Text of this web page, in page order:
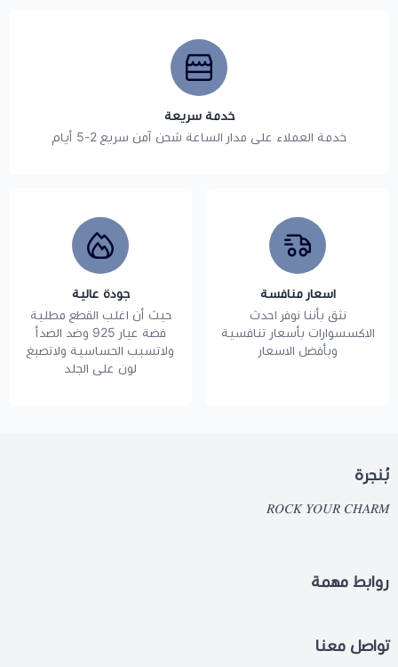
خدمة سريعة
خدمة العملاء على مدار الساعة شحن آمن سريع 2-5 أيام
اسعار منافسة
نثق بأننا نوفر احدث
الاكسسوارات بأسعار تنافسية
وبأفضل الاسعار
جودة عالية
حيث أن اغلب القطع مطلية
فضة عيار 925 وضد الصدأ
ولاتسبب الحساسية ولاتصبغ
لون على الجلد
بُنجرة
𝑅𝑂𝐶𝐾 𝑌𝑂𝑈𝑅 𝐶𝐻𝐴𝑅𝑀
روابط مهمة
تواصل معنا